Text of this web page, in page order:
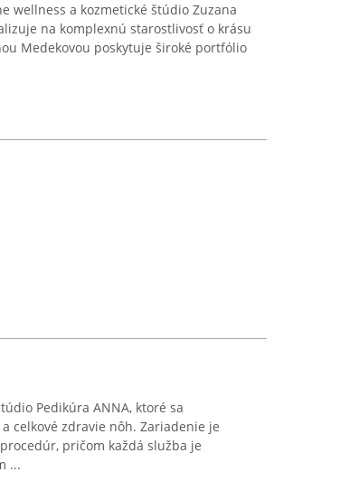
wellness a kozmetické štúdio Zuzana
na komplexnú starostlivosť o krásu
Medekovou poskytuje široké portfólio
Pedikúra ANNA, ktoré sa
celkové zdravie nôh. Zariadenie je
pričom každá služba je
...